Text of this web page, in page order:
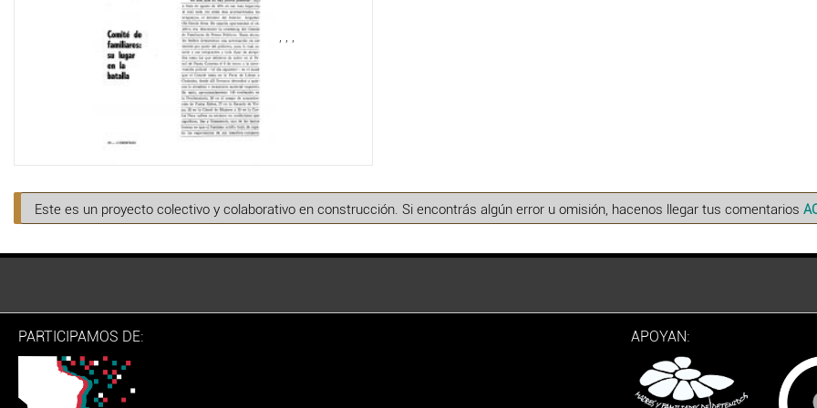
, , ,
Este es un proyecto colectivo y colaborativo en construcción. Si encontrás algún error u omisión, hacenos llegar tus comentarios
PARTICIPAMOS DE: APOYAN: